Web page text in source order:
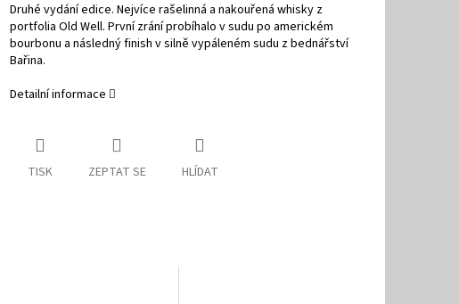
Druhé vydání edice. Nejvíce rašelinná a nakouřená whisky z
portfolia Old Well. První zrání probíhalo v sudu po americkém
bourbonu a následný finish v silně vypáleném sudu z bednářství
Bařina.
Detailní informace
TISK ZEPTAT SE HLÍDAT